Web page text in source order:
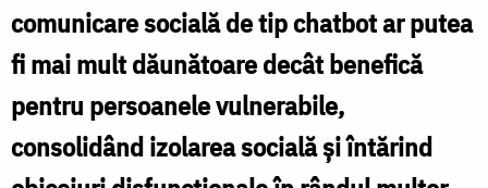
comunicare socială de tip chatbot ar putea
fi mai mult dăunătoare decât benefică
pentru persoanele vulnerabile,
consolidând izolarea socială și întărind